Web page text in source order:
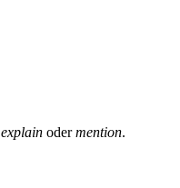
explain odermention.